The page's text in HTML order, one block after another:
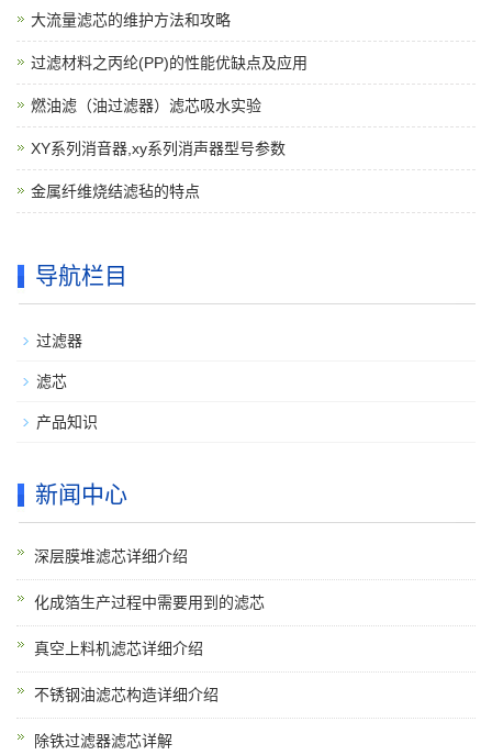
大流量滤芯的维护方法和攻略
过滤材料之丙纶(PP)的性能优缺点及应用
燃油滤（油过滤器）滤芯吸水实验
XY系列消音器,xy系列消声器型号参数
金属纤维烧结滤毡的特点
导航栏目
过滤器
滤芯
产品知识
新闻中心
深层膜堆滤芯详细介绍
化成箔生产过程中需要用到的滤芯
真空上料机滤芯详细介绍
不锈钢油滤芯构造详细介绍
除铁过滤器滤芯详解